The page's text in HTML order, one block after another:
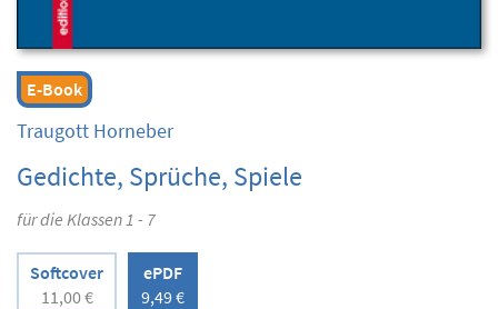
E-Book
Traugott Horneber
Gedichte, Sprüche, Spiele
für die Klassen 1 - 7
Softcover
11,00 €
ePDF
9,49 €